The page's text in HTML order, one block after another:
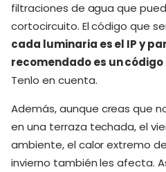
filtraciones de agua que
cortocircuito. El código que
cada luminaria es el IP y
recomendado es un
Tenlo en cuenta.
Además, aunque creas que
en una terraza techada, el
ambiente, el calor extremo
invierno también les afecta.